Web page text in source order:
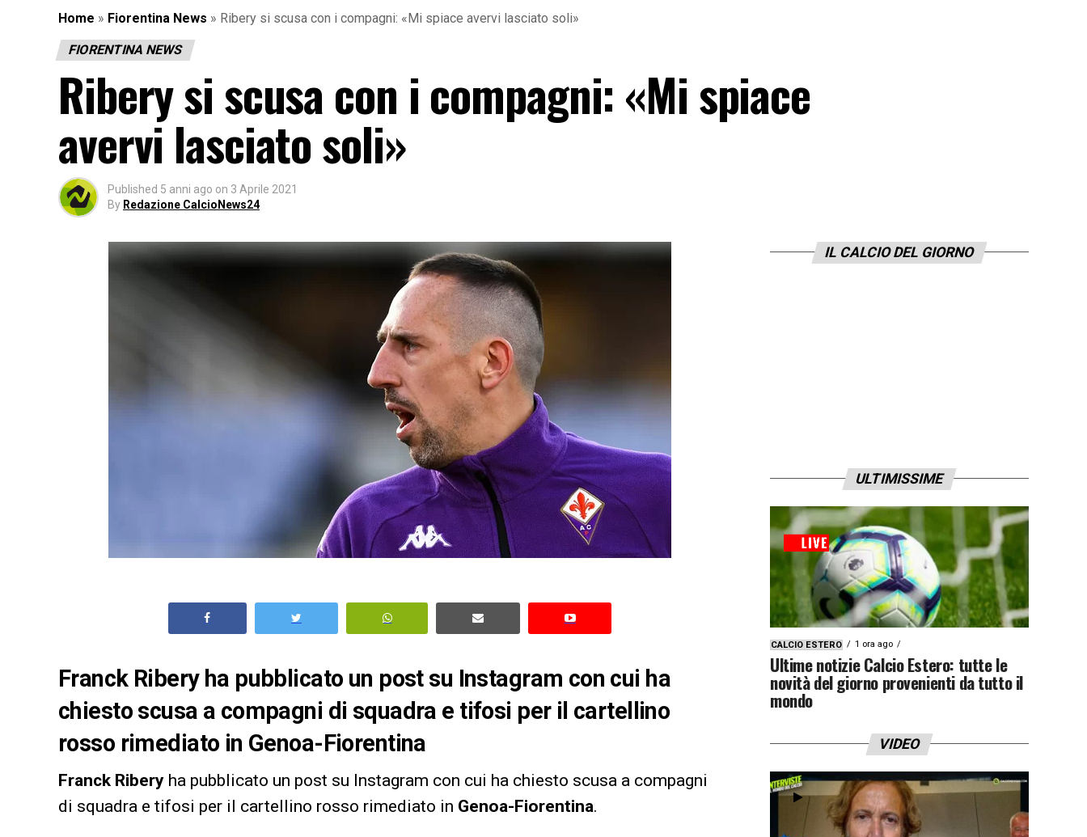
Home » Fiorentina News » Ribery si scusa con i compagni: «Mi spiace avervi lasciato soli»
FIORENTINA NEWS
Ribery si scusa con i compagni: «Mi spiace
avervi lasciato soli»
Published 5 anni ago on 3 Aprile 2021
By Redazione CalcioNews24
Franck Ribery ha pubblicato un post su Instagram con cui ha
chiesto scusa a compagni di squadra e tifosi per il cartellino
rosso rimediato in Genoa-Fiorentina
Franck Ribery ha pubblicato un post su Instagram con cui ha chiesto scusa a compagni
di squadra e tifosi per il cartellino rosso rimediato in Genoa-Fiorentina.
IL CALCIO DEL GIORNO
ULTIMISSIME
CALCIO ESTERO 1 ora ago
Ultime notizie Calcio Estero: tutte le
novità del giorno provenienti da tutto il
mondo
VIDEO